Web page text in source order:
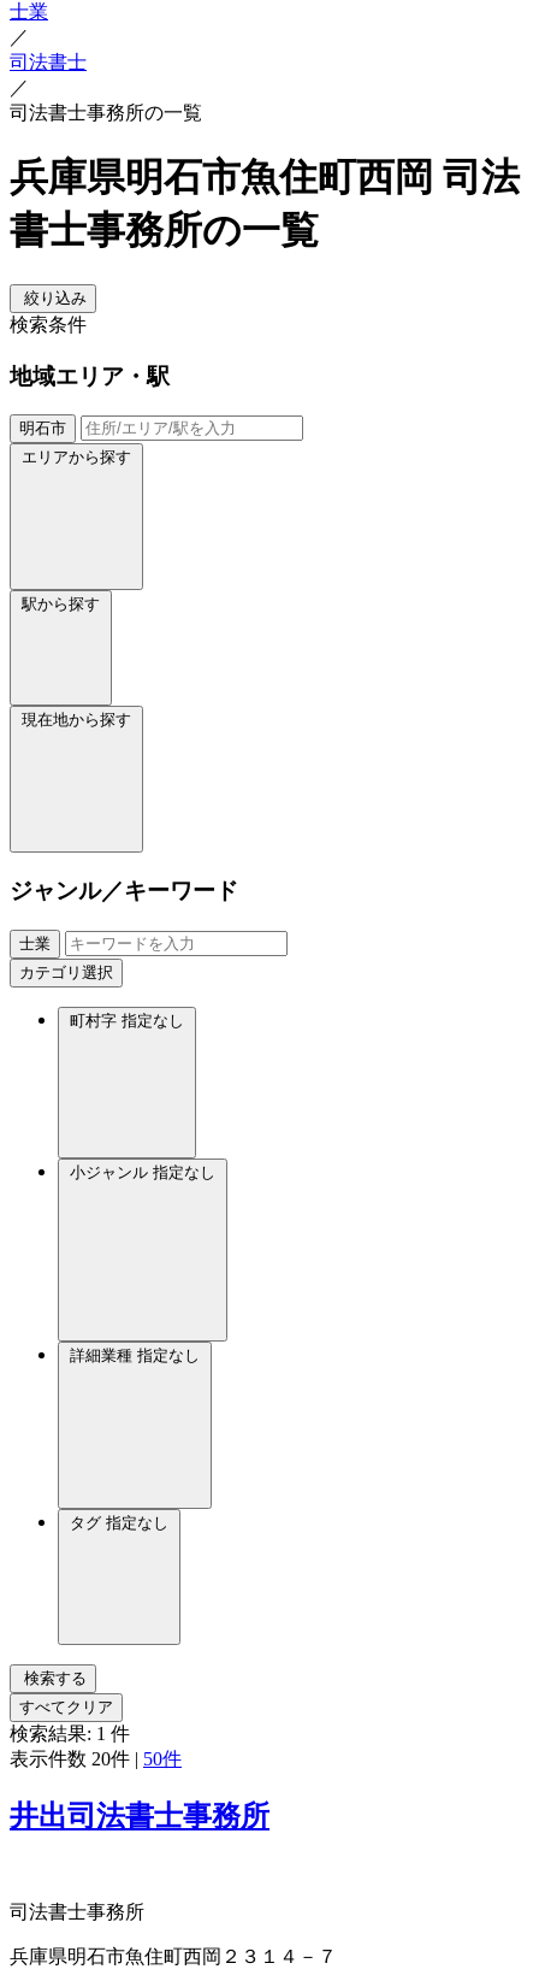
士業
／
司法書士
／
司法書士事務所の一覧
兵庫県明石市魚住町西岡 司法
書士事務所の一覧
絞り込み
検索条件
地域エリア・駅
明石市
エリアから探す
駅から探す
現在地から探す
ジャンル／キーワード
士業
カテゴリ選択
町村字 指定なし
小ジャンル 指定なし
詳細業種 指定なし
タグ 指定なし
検索する
すべてクリア
検索結果: 1 件
表示件数 20件 | 50件
井出司法書士事務所
司法書士事務所
兵庫県明石市魚住町西岡２３１４－７